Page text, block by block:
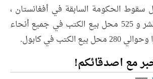
سقوط الحكومة السابقة في أفغانستان ،
كان هناك 180 دار نشر و 525 محل بيع الكتب في جميع أنحاء
مع اصدقائكم!